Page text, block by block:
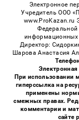
Электронное
Учредитель ООО
Федеральной
информационных
Директор:
Шарова Анастасия
При использовании
гиперссылка на
применены
смежных правах.
комментарии и
сайте